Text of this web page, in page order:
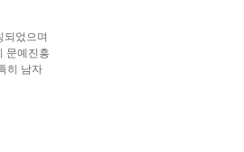
되었으며
문예진흥
히 남자